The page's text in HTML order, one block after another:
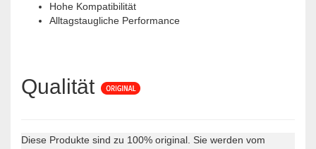
Hohe Kompatibilität
Alltagstaugliche Performance
Qualität
Diese Produkte sind zu 100% original. Sie werden vom